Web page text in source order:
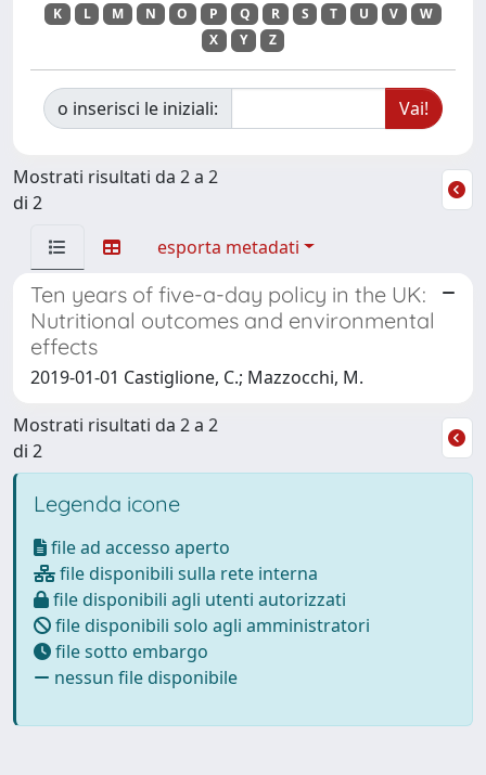
K
L M N O P Q R S T U V
W
X
Y Z
o inserisci le iniziali:
Mostrati risultati da 2 a 2
di 2
esporta metadati
Ten years of five-a-day policy in the UK:
Nutritional outcomes and environmental
effects
2019-01-01 Castiglione, C.; Mazzocchi, M.
Mostrati risultati da 2 a 2
di 2
Legenda icone
file ad accesso aperto
file disponibili sulla rete interna
file disponibili agli utenti autorizzati
file disponibili solo agli amministratori
file sotto embargo
nessun file disponibile